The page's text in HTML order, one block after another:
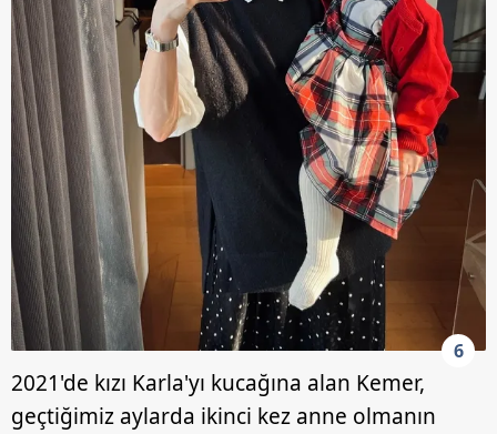
6
2021'de kızı Karla'yı kucağına alan Kemer,
geçtiğimiz aylarda ikinci kez anne olmanın